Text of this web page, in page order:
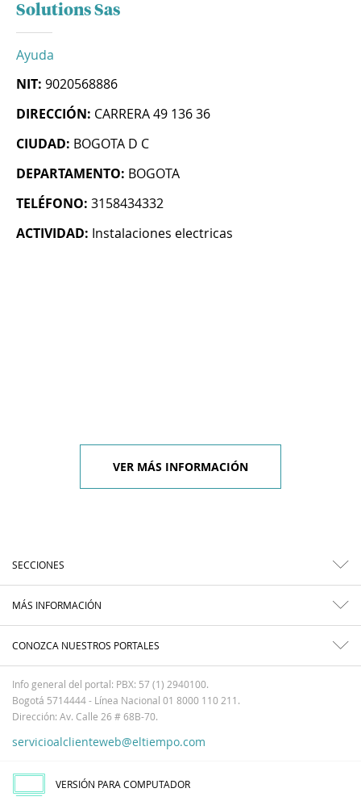
Solutions Sas
Ayuda
NIT: 9020568886
DIRECCIÓN: CARRERA 49 136 36
CIUDAD: BOGOTA D C
DEPARTAMENTO: BOGOTA
TELÉFONO: 3158434332
ACTIVIDAD: Instalaciones electricas
VER MÁS INFORMACIÓN
SECCIONES
MÁS INFORMACIÓN
CONOZCA NUESTROS PORTALES
Info general del portal: PBX: 57 (1) 2940100.
Bogotá 5714444 - Línea Nacional 01 8000 110 211.
Dirección: Av. Calle 26 # 68B-70.
servicioalclienteweb@eltiempo.com
VERSIÓN PARA COMPUTADOR